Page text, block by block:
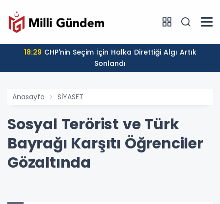
18:29
Sonlandı
Anasayfa SİYASET
Sosyal Terörist ve Türk
Bayrağı Karşıtı Öğrenciler
Gözaltında